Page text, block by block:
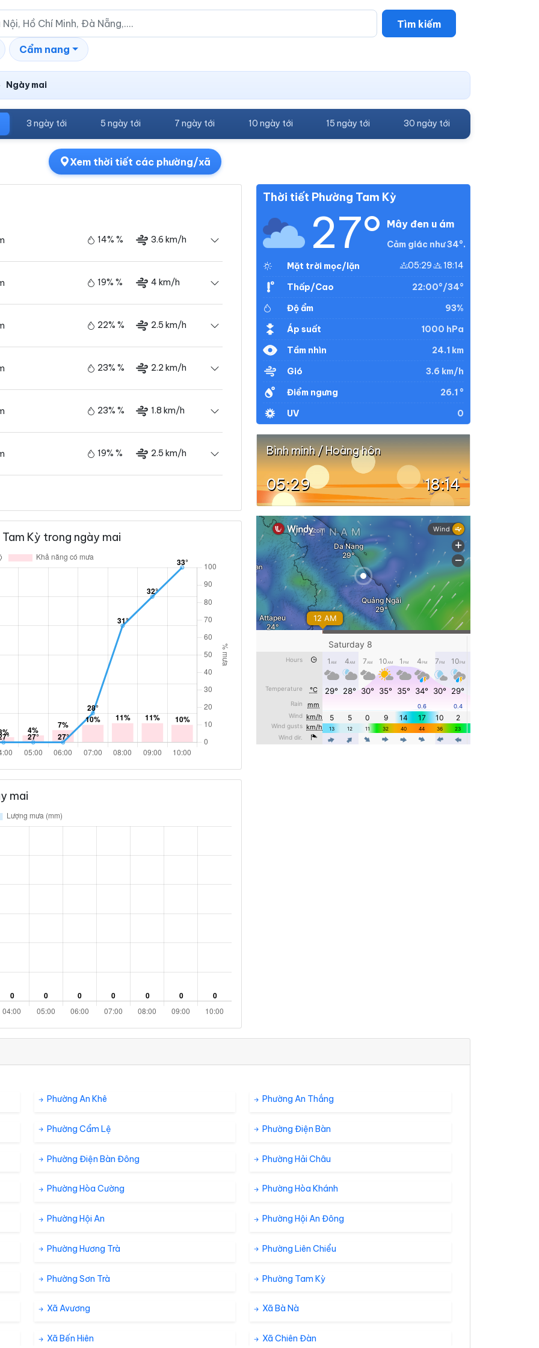
Tìm kiếm
Cẩm nang
Ngày mai
3 ngày tới 5 ngày tới 7 ngày tới 10 ngày tới 15 ngày tới 30 ngày tới
Xem thời tiết các phường/xã
14% % 3.6 km/h
19% % 4 km/h
22% % 2.5 km/h
23% % 2.2 km/h
23% % 1.8 km/h
19% % 2.5 km/h
10% %
1.8 km/h
10% % 6.1 km/h
10% %
8% %
4% % 10.1 km/h
14% % 7.9 km/h
9% %
4% %
Kỳ trong ngày mai
mai
Thời tiết Phường Tam Kỳ
27° Mây đen u ám
Cảm giác như 34°.
Mặt trời mọc/lặn
05:29 18:14
Thấp/Cao
22:00°/34°
Độ ẩm
93%
Áp suất
1000 hPa
Tầm nhìn
24.1 km
Gió
3.6 km/h
Điểm ngưng
26.1 °
UV
0
Bình minh / Hoàng hôn
05:29 18:14
Phường An Khê Phường An Thắng
Phường Cẩm Lệ Phường Điện Bàn
Phường Điện Bàn Đông Phường Hải Châu
Phường Hòa Cường Phường Hòa Khánh
Phường Hội An Phường Hội An Đông
Phường Hương Trà Phường Liên Chiểu
Phường Sơn Trà Phường Tam Kỳ
Xã Avương Xã Bà Nà
Xã Bến Hiên Xã Chiên Đàn